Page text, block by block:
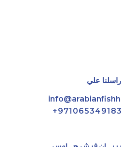
راسلنا علي